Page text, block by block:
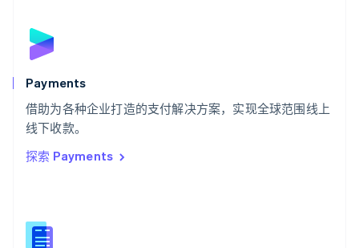
Payments
借助为各种企业打造的支付解决方案，实现全球范围线上
线下收款。
探索 Payments
English
斯洛文尼亚
泰国
ไทยEnglish
希腊
English
西班牙
新西兰
English